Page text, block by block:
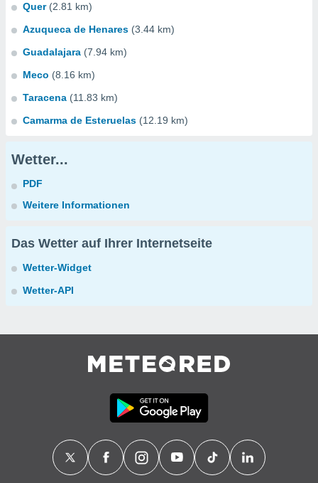
Quer (2.81 km)
Azuqueca de Henares (3.44 km)
Guadalajara (7.94 km)
Meco (8.16 km)
Taracena (11.83 km)
Camarma de Esteruelas (12.19 km)
Wetter...
PDF
Weitere Informationen
Das Wetter auf Ihrer Internetseite
Wetter-Widget
Wetter-API